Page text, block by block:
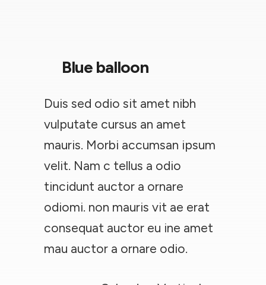
Blue balloon
Duis sed odio sit amet nibh
vulputate cursus an amet
mauris. Morbi accumsan ipsum
velit. Nam c tellus a odio
tincidunt auctor a ornare
odiomi. non mauris vit ae erat
consequat auctor eu ine amet
mau auctor a ornare odio.